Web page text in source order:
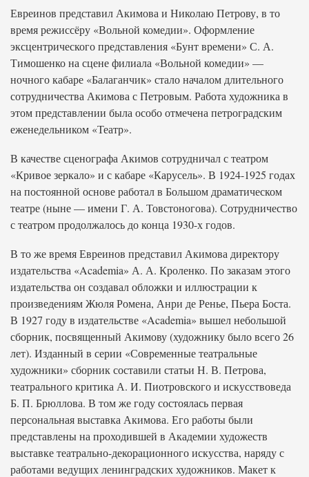
Евреинов представил Акимова и Николаю Петрову, в то
время режиссёру «Вольной комедии». Оформление
эксцентрического представления «Бунт времени» С. А.
Тимошенко на сцене филиала «Вольной комедии» —
ночного кабаре «Балаганчик» стало началом длительного
сотрудничества Акимова с Петровым. Работа художника в
этом представлении была особо отмечена петроградским
еженедельником «Театр».
В качестве сценографа Акимов сотрудничал с театром
«Кривое зеркало» и с кабаре «Карусель». В 1924-1925 годах
на постоянной основе работал в Большом драматическом
театре (ныне — имени Г. А. Товстоногова). Сотрудничество
с театром продолжалось до конца 1930-х годов.
В то же время Евреинов представил Акимова директору
издательства «Academia» А. А. Кроленко. По заказам этого
издательства он создавал обложки и иллюстрации к
произведениям Жюля Ромена, Анри де Ренье, Пьера Боста.
В 1927 году в издательстве «Academia» вышел небольшой
сборник, посвященный Акимову (художнику было всего 26
лет). Изданный в серии «Современные театральные
художники» сборник составили статьи Н. В. Петрова,
театрального критика А. И. Пиотровского и искусствоведа
Б. П. Брюллова. В том же году состоялась первая
персональная выставка Акимова. Его работы были
представлены на проходившей в Академии художеств
выставке театрально-декорационного искусства, наряду с
работами ведущих ленинградских художников. Макет к